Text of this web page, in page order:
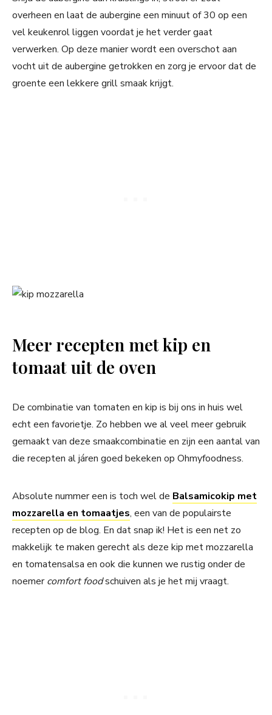
overheen en laat de aubergine een minuut of 30 op een
vel keukenrol liggen voordat je het verder gaat
verwerken. Op deze manier wordt een overschot aan
vocht uit de aubergine getrokken en zorg je ervoor dat de
groente een lekkere grill smaak krijgt.
Meer recepten met kip en
tomaat uit de oven
De combinatie van tomaten en kip is bij ons in huis wel
echt een favorietje. Zo hebben we al veel meer gebruik
gemaakt van deze smaakcombinatie en zijn een aantal van
die recepten al járen goed bekeken op Ohmyfoodness.
Absolute nummer een is toch wel de Balsamicokip met
mozzarella en tomaatjes, een van de populairste
recepten op de blog. En dat snap ik! Het is een net zo
makkelijk te maken gerecht als deze kip met mozzarella
en tomatensalsa en ook die kunnen we rustig onder de
noemercomfort foodschuiven als je het mij vraagt.